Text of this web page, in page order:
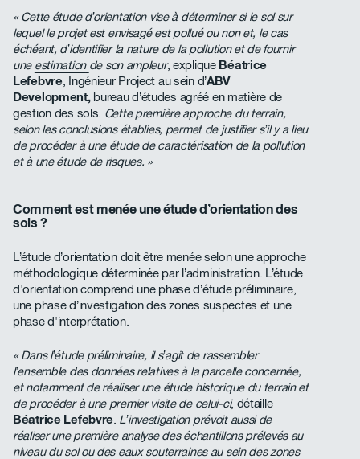
« Cette étude d’orientation vise à déterminer si le sol sur
lequel le projet est envisagé est pollué ou non et, le cas
échéant, d’identifier la nature de la pollution et de fournir
une estimation de son ampleur, expliqueBéatrice
Lefebvre, Ingénieur Project au sein d’ABV
Development, bureau d’études agréé en matière de
gestion des sols. Cette première approche du terrain,
selon les conclusions établies, permet de justifier s’il y a lieu
de procéder à une étude de caractérisation de la pollution
et à une étude de risques. »
Comment est menée une étude d’orientation des
sols ?
L’étude d’orientation doit être menée selon une approche
méthodologique déterminée par l’administration. L’étude
d'orientation comprend une phase d’étude préliminaire,
une phase d’investigation des zones suspectes et une
phase d'interprétation.
« Dans l’étude préliminaire, il s’agit de rassembler
l’ensemble des données relatives à la parcelle concernée,
et notamment deréaliser une étude historique du terrainet
de procéder à une premier visite de celui-ci, détaille
Béatrice Lefebvre L’investigation prévoit aussi de
réaliser une première analyse des échantillons prélevés au
niveau du sol ou des eaux souterraines au sein des zones